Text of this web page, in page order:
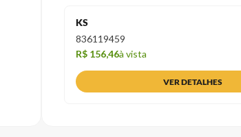
KS
836119459
R$ 156,46à vista
VER DETALHES